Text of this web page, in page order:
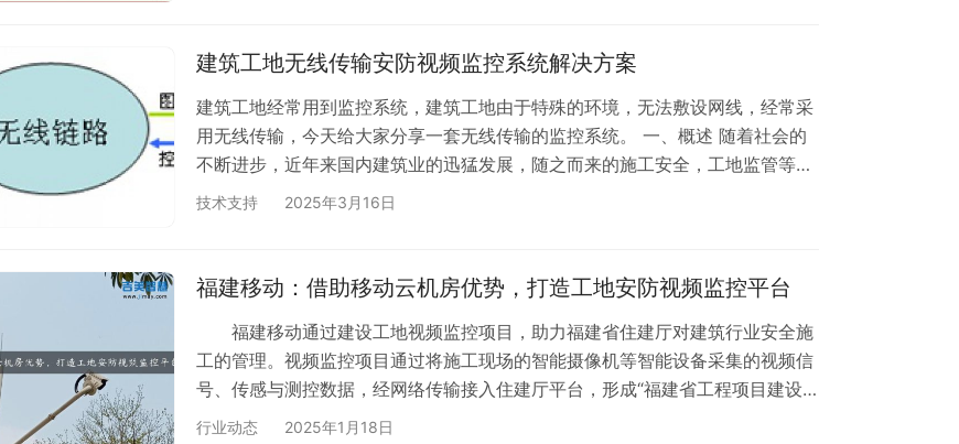
会经常物体掉落导致工人受伤；施工人员是否佩戴安全帽无法检查,…
建筑工地无线传输安防视频监控系统解决方案
建筑工地经常用到监控系统，建筑工地由于特殊的环境，无法敷设网线，经常采
用无线传输，今天给大家分享一套无线传输的监控系统。 一、概述 随着社会的
不断进步，近年来国内建筑业的迅猛发展，随之而来的施工安全，工地监管等问
题也开始逐渐引起了社会各界和政府部门的广泛关注。安全生产的概念已经深入
的大事。由于施工环境的限制，设备、材料的安全管理不完善及部分员工的自我
技术支持 2025年3月16日
福建移动：借助移动云机房优势，打造工地安防视频监控平台
福建移动通过建设工地视频监控项目，助力福建省住建厅对建筑行业安全施
工的管理。视频监控项目通过将施工现场的智能摄像机等智能设备采集的视频信
号、传感与测控数据，经网络传输接入住建厅平台，形成“福建省工程项目建设
监管信息系统”平台。主管部门及建设单位可通过平台发现、分析和处理施工现
行业动态 2025年1月18日